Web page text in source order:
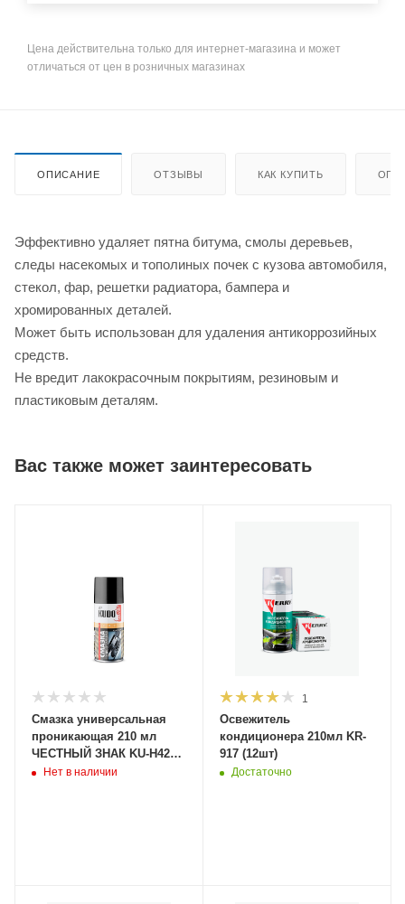
Цена действительна только для интернет-магазина и может
отличаться от цен в розничных магазинах
ОПИСАНИЕ ОТЗЫВЫ КАК КУПИТЬ
Эффективно удаляет пятна битума, смолы деревьев,
следы насекомых и тополиных почек с кузова автомобиля,
стекол, фар, решетки радиатора, бампера и
хромированных деталей.
Может быть использован для удаления антикоррозийных
средств.
Не вредит лакокрасочным покрытиям, резиновым и
пластиковым деталям.
Вас также может заинтересовать
Смазка универсальная
проникающая 210 мл
ЧЕСТНЫЙ ЗНАК KU-H423
(аналог WD-40) (12шт)
Нет в наличии
1
Освежитель
кондиционера 210мл KR-
917 (12шт)
Достаточно